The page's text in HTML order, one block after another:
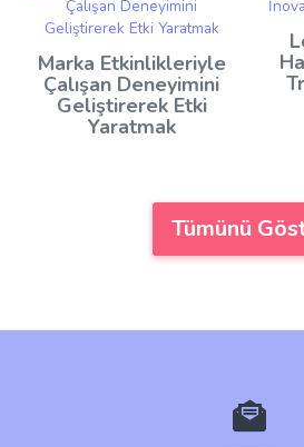
Marka Etkinlikleriyle
Çalışan Deneyimini
Geliştirerek Etki
Yaratmak
Tümünü